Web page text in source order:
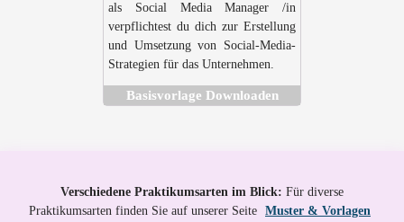
als Social Media Manager /in
verpflichtest du dich zur Erstellung
und Umsetzung von Social-Media-
Strategien für das Unternehmen.
Basisvorlage Downloaden
Verschiedene Praktikumsarten im Blick: Für diverse
Praktikumsarten finden Sie auf unserer Seite Muster & Vorlagen